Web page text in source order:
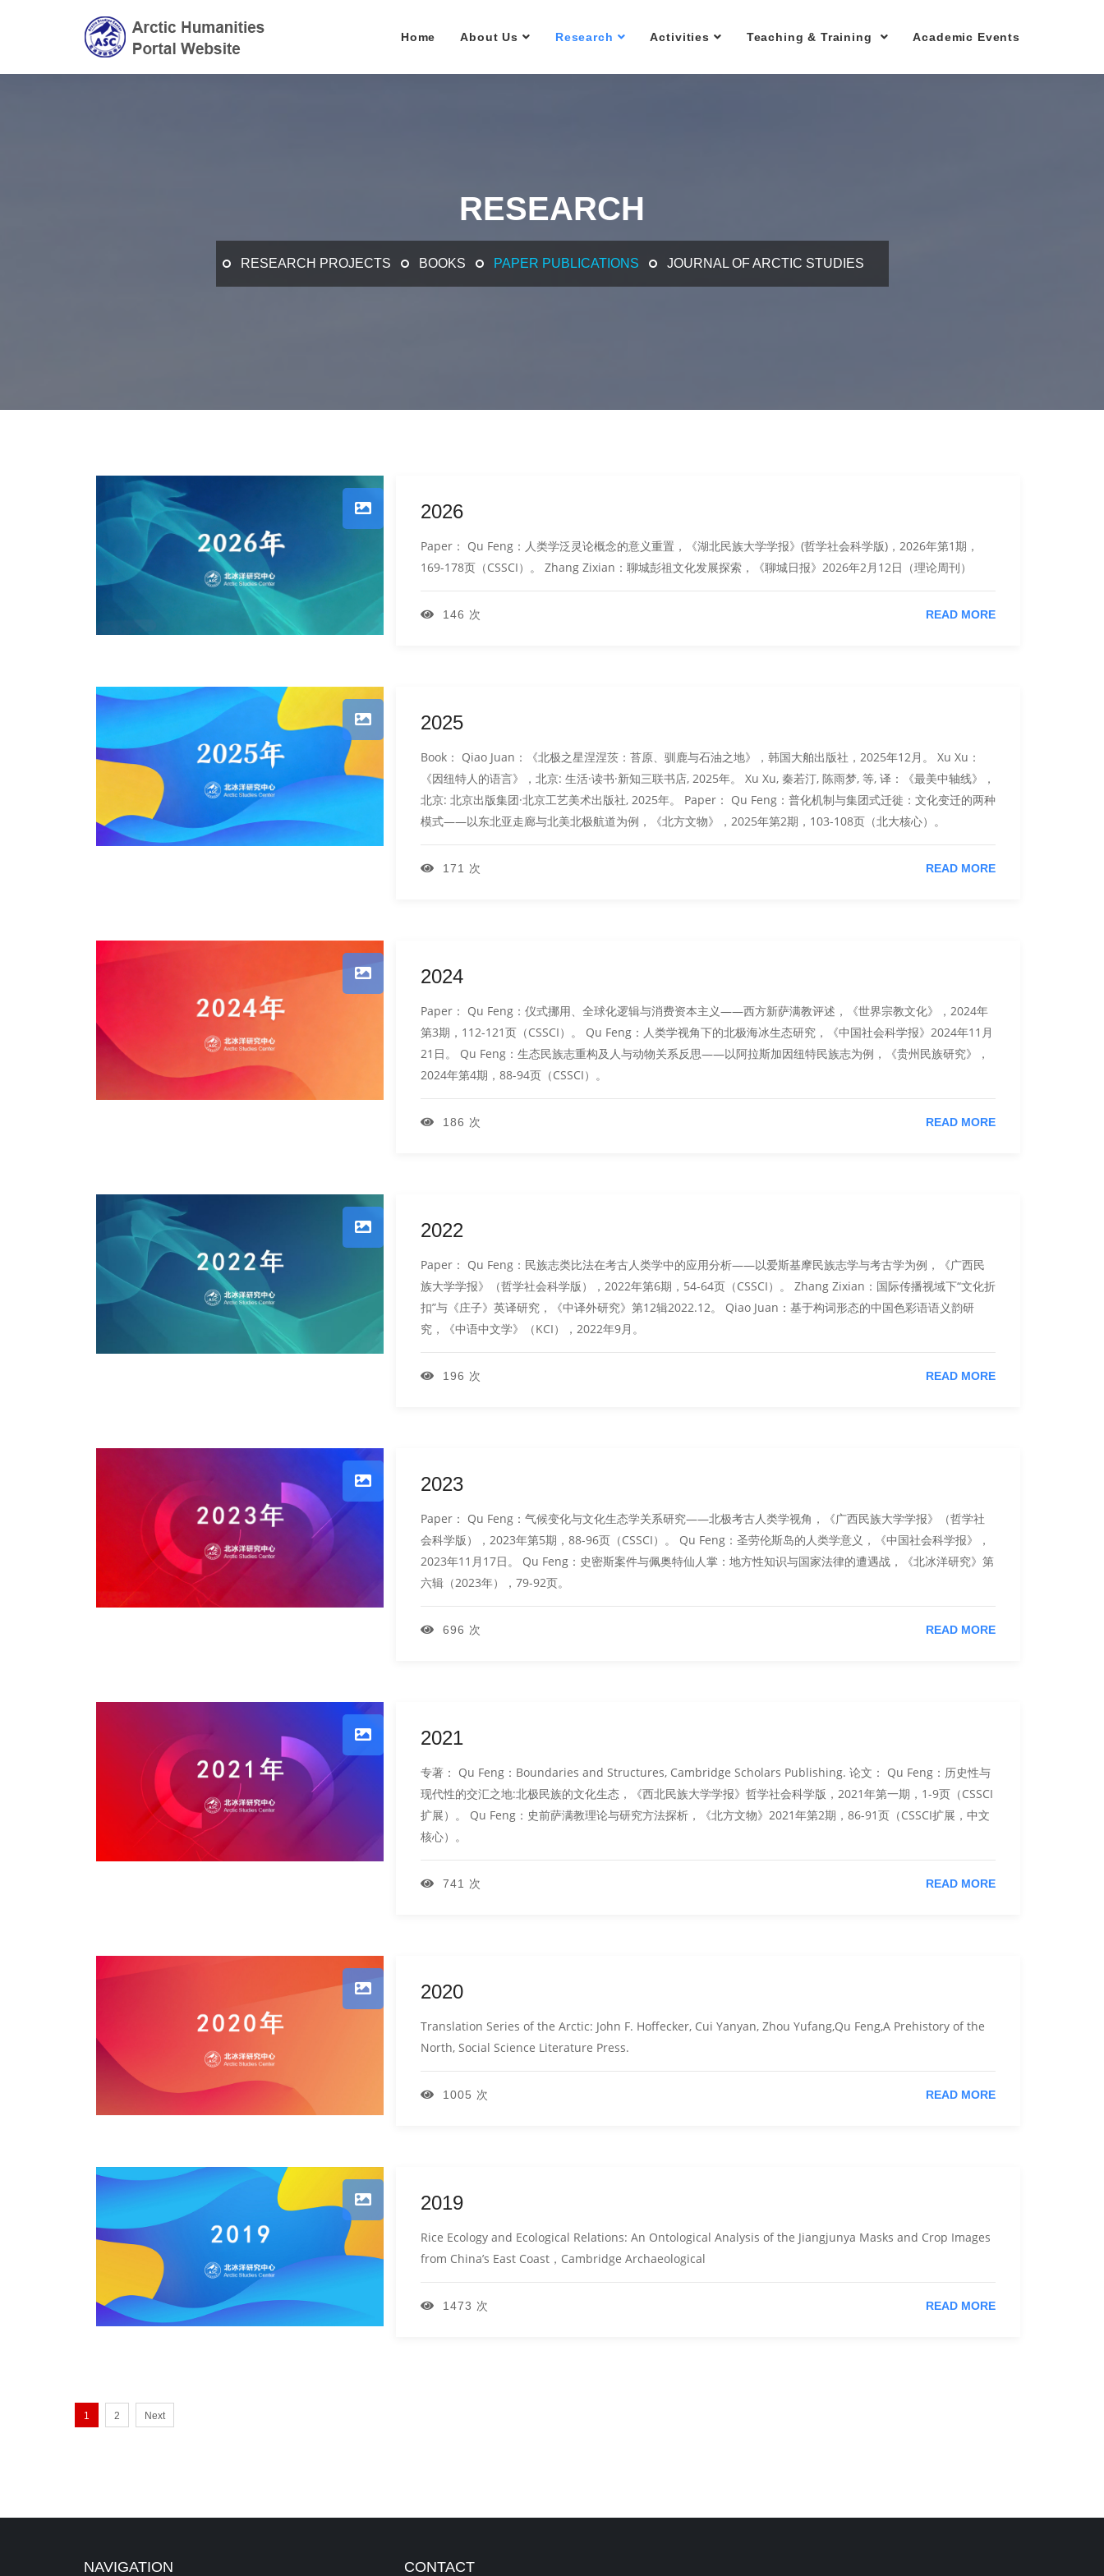
Home About Us Research Activities Teaching & Training Academic Events
RESEARCH
RESEARCH PROJECTS BOOKS PAPER PUBLICATIONS JOURNAL OF ARCTIC STUDIES
2026
Paper： Qu Feng：人类学泛灵论概念的意义重置，《湖北民族大学学报》(哲学社会科学版)，2026年第1期，
169-178页（CSSCI）。 Zhang Zixian：聊城彭祖文化发展探索，《聊城日报》2026年2月12日（理论周刊）
146 次 READ MORE
2025
Book： Qiao Juan：《北极之星涅涅茨：苔原、驯鹿与石油之地》，韩国大舶出版社，2025年12月。 Xu Xu：
《因纽特人的语言》，北京: 生活·读书·新知三联书店, 2025年。 Xu Xu, 秦若汀, 陈雨梦, 等, 译：《最美中轴线》，
北京: 北京出版集团·北京工艺美术出版社, 2025年。 Paper： Qu Feng：普化机制与集团式迁徙：文化变迁的两种
模式——以东北亚走廊与北美北极航道为例，《北方文物》，2025年第2期，103-108页（北大核心）。
171 次 READ MORE
2024
Paper： Qu Feng：仪式挪用、全球化逻辑与消费资本主义——西方新萨满教评述，《世界宗教文化》，2024年
第3期，112-121页（CSSCI）。 Qu Feng：人类学视角下的北极海冰生态研究，《中国社会科学报》2024年11月
21日。 Qu Feng：生态民族志重构及人与动物关系反思——以阿拉斯加因纽特民族志为例，《贵州民族研究》，
2024年第4期，88-94页（CSSCI）。
186 次 READ MORE
2022
Paper： Qu Feng：民族志类比法在考古人类学中的应用分析——以爱斯基摩民族志学与考古学为例，《广西民
族大学学报》（哲学社会科学版），2022年第6期，54-64页（CSSCI）。 Zhang Zixian：国际传播视域下“文化折
扣”与《庄子》英译研究，《中译外研究》第12辑2022.12。 Qiao Juan：基于构词形态的中国色彩语语义韵研
究，《中语中文学》（KCI），2022年9月。
196 次 READ MORE
2023
Paper： Qu Feng：气候变化与文化生态学关系研究——北极考古人类学视角，《广西民族大学学报》（哲学社
会科学版），2023年第5期，88-96页（CSSCI）。 Qu Feng：圣劳伦斯岛的人类学意义，《中国社会科学报》，
2023年11月17日。 Qu Feng：史密斯案件与佩奥特仙人掌：地方性知识与国家法律的遭遇战，《北冰洋研究》第
六辑（2023年），79-92页。
696 次 READ MORE
2021
专著： Qu Feng：Boundaries and Structures, Cambridge Scholars Publishing. 论文： Qu Feng：历史性与
现代性的交汇之地:北极民族的文化生态，《西北民族大学学报》哲学社会科学版，2021年第一期，1-9页（CSSCI
扩展）。 Qu Feng：史前萨满教理论与研究方法探析，《北方文物》2021年第2期，86-91页（CSSCI扩展，中文
核心）。
741 次 READ MORE
2020
Translation Series of the Arctic: John F. Hoffecker, Cui Yanyan, Zhou Yufang,Qu Feng,A Prehistory of the
North, Social Science Literature Press.
1005 次 READ MORE
2019
Rice Ecology and Ecological Relations: An Ontological Analysis of the Jiangjunya Masks and Crop Images
from China’s East Coast，Cambridge Archaeological
1473 次 READ MORE
1 2 Next
NAVIGATION CONTACT